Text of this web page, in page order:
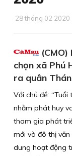
28 tháng 02 2020
chọn xã Phú
ra quân
Với chủ đề:
nhằm phát huy
tham gia phát
mới và đô thị
dung hoạt động